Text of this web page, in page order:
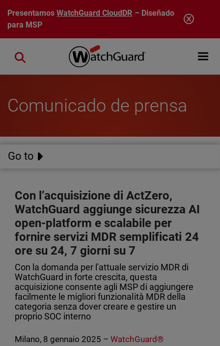
Pasar al contenido principal
PresentamosWatchGuard CloudDR – Diseñado
para MSP
Open
Close search
Comunicado de prensa
Go to
Con l’acquisizione di ActZero,
WatchGuard aggiunge sicurezza AI
open-platform e scalabile per
fornire servizi MDR semplificati 24
ore su 24, 7 giorni su 7
Con la domanda per l'attuale servizio MDR di
WatchGuard in forte crescita, questa
acquisizione consente agli MSP di aggiungere
facilmente le migliori funzionalità MDR della
categoria senza dover creare e gestire un
proprio SOC interno
Milano, 8 gennaio 2025 – WatchGuard®